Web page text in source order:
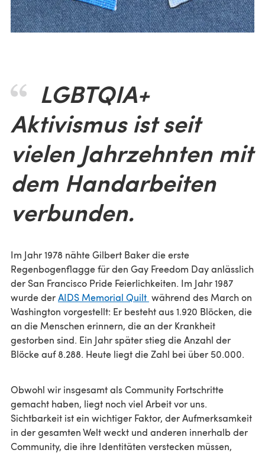
LGBTQIA+
Aktivismus ist seit
vielen Jahrzehnten mit
dem Handarbeiten
verbunden.
Im Jahr 1978 nähte Gilbert Baker die erste
Regenbogenflagge für den Gay Freedom Day anlässlich
der San Francisco Pride Feierlichkeiten. Im Jahr 1987
wurde derAIDS Memorial Quilt während des March on
Washington vorgestellt: Er besteht aus 1.920 Blöcken, die
an die Menschen erinnern, die an der Krankheit
gestorben sind. Ein Jahr später stieg die Anzahl der
Blöcke auf 8.288. Heute liegt die Zahl bei über 50.000.
Obwohl wir insgesamt als Community Fortschritte
gemacht haben, liegt noch viel Arbeit vor uns.
Sichtbarkeit ist ein wichtiger Faktor, der Aufmerksamkeit
in der gesamten Welt weckt und anderen innerhalb der
Community, die ihre Identitäten verstecken müssen,